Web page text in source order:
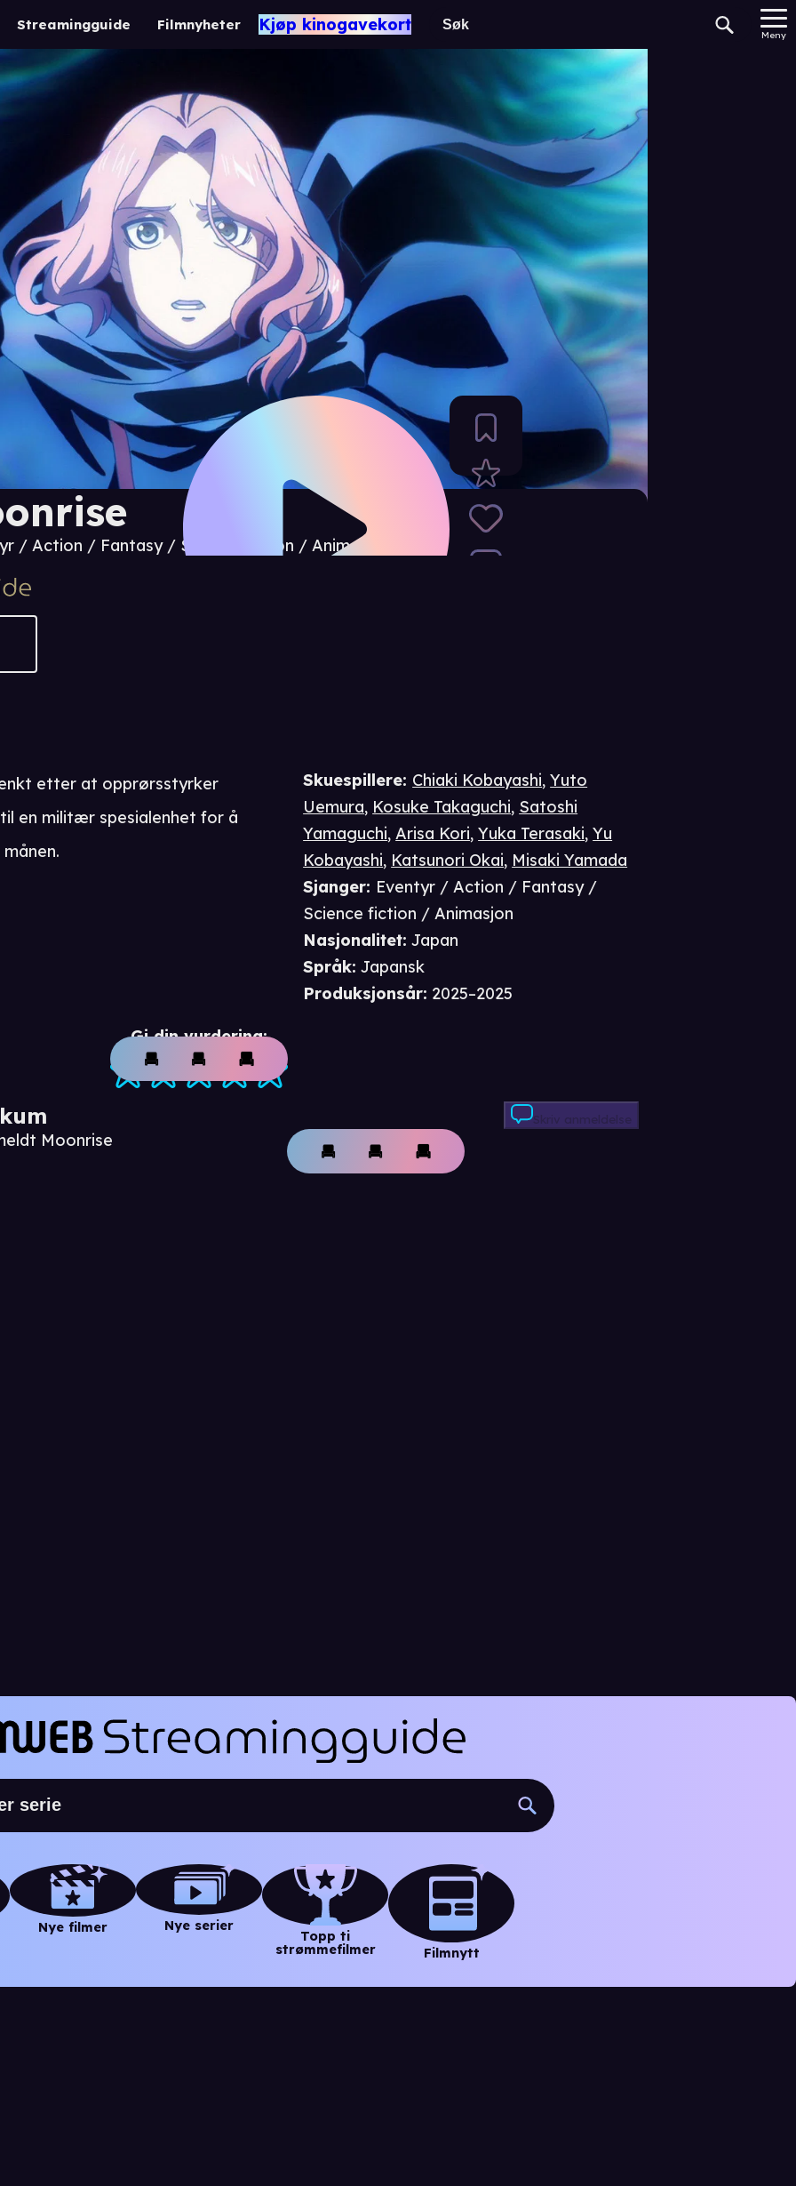
Streamingguide Filmnyheter Kjøp kinogavekort
Meny
/ Action / Fantasy / Science fiction / Animasjon
Gi din vurdering:
Moonrise
Skriv anmeldelse
Skuespillere: Chiaki Kobayashi,Yuto
Uemura, Kosuke Takaguchi, Satoshi
Yamaguchi,Arisa Kori,Yuka Terasaki,Yu
Kobayashi, Katsunori Okai, Misaki Yamada
Sjanger: Eventyr / Action / Fantasy /
Science fiction / Animasjon
Nasjonalitet: Japan
Språk: Japansk
Produksjonsår: 2025–2025
etter at opprørsstyrker
en militær spesialenhet for å
Nye filmer Nye serier
Topp ti
strømmefilmer
Filmnytt